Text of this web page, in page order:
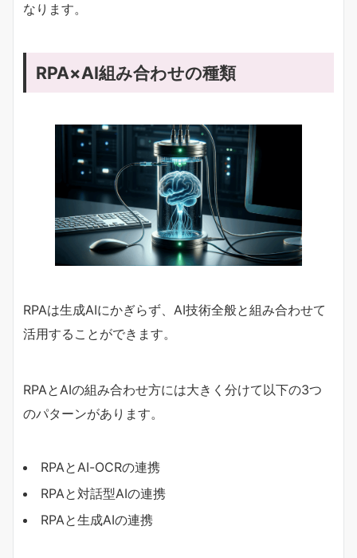
なります。
RPA×AI組み合わせの種類
RPAは生成AIにかぎらず、AI技術全般と組み合わせて
活用することができます。
RPAとAIの組み合わせ方には大きく分けて以下の3つ
のパターンがあります。
RPAとAI-OCRの連携
RPAと対話型AIの連携
RPAと生成AIの連携